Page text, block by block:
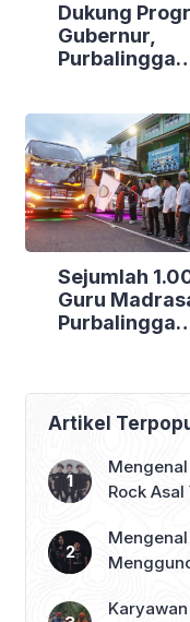
Dukung
Gubernur,
Purbalingga
Kecamatan
Berdaya
Sejumlah
Guru
Purbalingga
Purbalingga
Dukungan
Artikel
Mengenal
Rock
Mengenal